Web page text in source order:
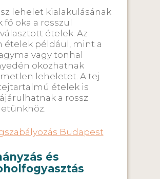
lehelet kialakulásának
fő oka a rosszul
ételek. Az
ételek például, mint a
vagy tonhal
okozhatnak
leheletet. A tej
ételek is
a rossz
Budapest
és